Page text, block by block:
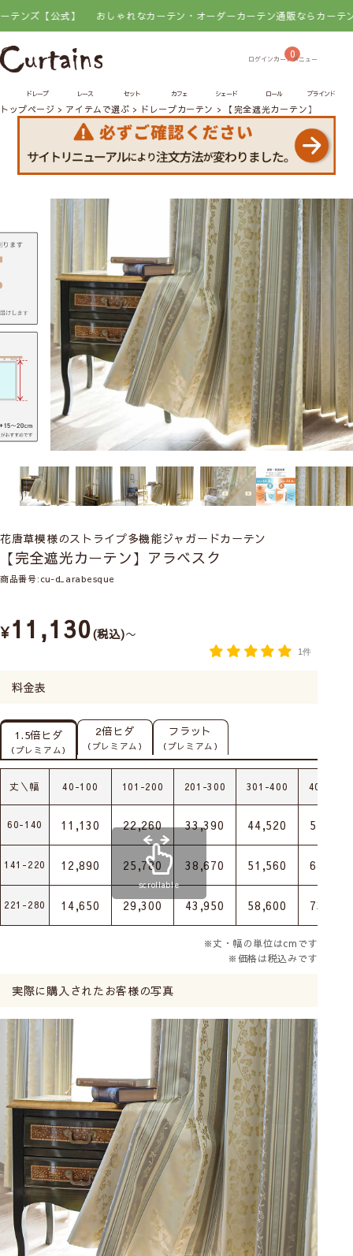
】 おしゃれなカーテン・オーダーカーテン通販ならカーテンズ【公式】
0
ドレープ レース セット カフェ シェード ロール ブラインド
トップページ アイテムで選ぶ ドレープカーテン 【完全遮光カーテン】アラベ
花唐草模様のストライプ多機能ジャガードカーテン
【完全遮光カーテン】アラベスク
商品番号 cu-d_arabesque
¥11,130 税込 〜
1件
料金表
1.5倍ヒダ
（プレミアム）
2倍ヒダ
（プレミアム）
フラット
（プレミアム）
丈＼幅 40-100 101-200 201-300 301-400 401-500
60-140 11,130 22,260 33,390 44,520 55,650
141-220 12,890 25,780 38,670 51,560 64,450
221-280 14,650 29,300 43,950 58,600 73,250
scrollable
※丈・幅の単位はcmです
※価格は税込みです
実際に購入されたお客様の写真